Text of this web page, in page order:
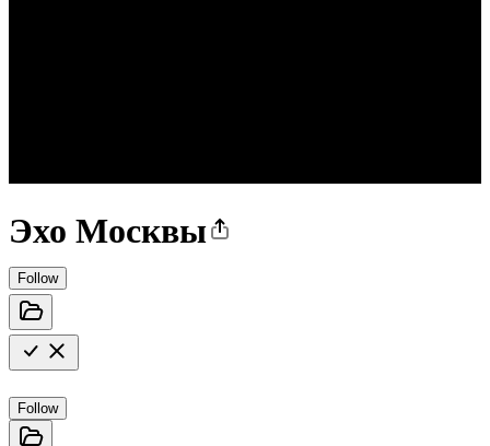
Эхо Москвы
Follow
Follow